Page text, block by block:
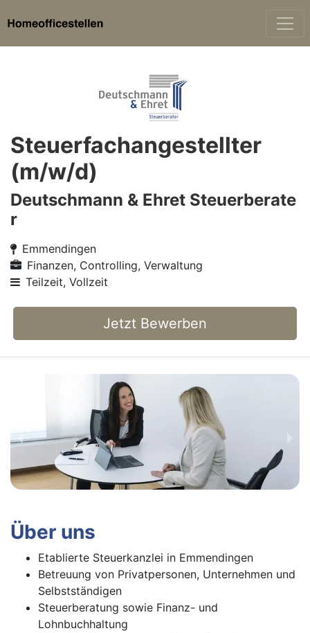
Steuerfachangestellter
(m/w/d)
Deutschmann & Ehret Steuerberate
r
Emmendingen
Finanzen, Controlling, Verwaltung
Teilzeit, Vollzeit
Jetzt Bewerben
Über uns
Etablierte Steuerkanzlei in Emmendingen
Betreuung von Privatpersonen, Unternehmen und
Selbstständigen
Steuerberatung sowie Finanz- und
Lohnbuchhaltung